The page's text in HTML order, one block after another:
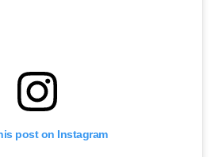
post on Instagram